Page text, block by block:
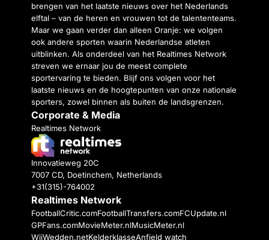
brengen van het laatste nieuws over het Nederlands
elftal – van de heren en vrouwen tot de talententeams.
Maar we gaan verder dan alleen Oranje: we volgen
ook andere sporten waarin Nederlandse atleten
uitblinken. Als onderdeel van het Realtimes Network
streven we ernaar jou de meest complete
sportervaring te bieden. Blijf ons volgen voor het
laatste nieuws en de hoogtepunten van onze nationale
sporters, zowel binnen als buiten de landsgrenzen.
Corporate & Media
Realtimes Network
Innovatieweg 20C
7007 CD, Doetinchem, Netherlands
+31(315)-764002
Realtimes Network
FootballCritic.comFootballTransfers.comFCUpdate.nl
GPFans.comMovieMeter.nlMusicMeter.nl
WijWedden.netKelderklasseAnfield watch